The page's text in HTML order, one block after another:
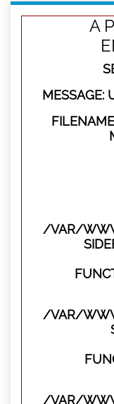
A
MESSAGE:
/VAR/
/VAR/
/VAR/